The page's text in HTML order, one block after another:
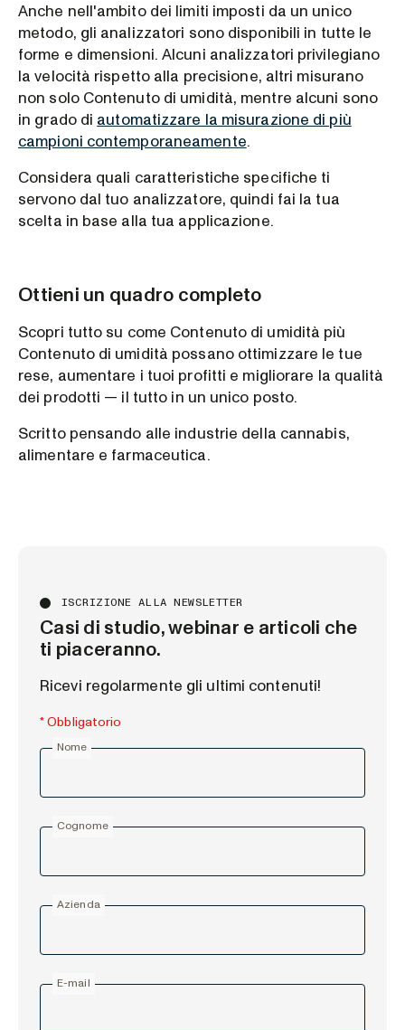
Anche nell'ambito dei limiti imposti da un unico
metodo, gli analizzatori sono disponibili in tutte le
forme e dimensioni. Alcuni analizzatori privilegiano
la velocità rispetto alla precisione, altri misurano
non solo Contenuto di umidità, mentre alcuni sono
in grado di automatizzare la misurazione di più
campioni contemporaneamente.
Considera quali caratteristiche specifiche ti
servono dal tuo analizzatore, quindi fai la tua
scelta in base alla tua applicazione.
Ottieni un quadro completo
Scopri tutto su come Contenuto di umidità più
Contenuto di umidità possano ottimizzare le tue
rese, aumentare i tuoi profitti e migliorare la qualità
dei prodotti — il tutto in un unico posto.
Scritto pensando alle industrie della cannabis,
alimentare e farmaceutica.
ISCRIZIONE ALLA NEWSLETTER
Casi di studio, webinar e articoli che
ti piaceranno.
Ricevi regolarmente gli ultimi contenuti!
* Obbligatorio
Nome
Cognome
Azienda
E-mail